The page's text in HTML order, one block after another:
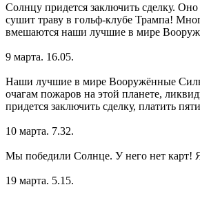
Солнцу придется заключить сделку. Оно
сушит траву в гольф-клубе Трампа!
вмешаются наши лучшие в мире
9 марта. 16.05.
Наши лучшие в мире Вооружённые
очагам пожаров на этой планете,
придется заключить сделку, платить
10 марта. 7.32.
Мы победили Солнце. У него нет карт!
19 марта. 5.15.